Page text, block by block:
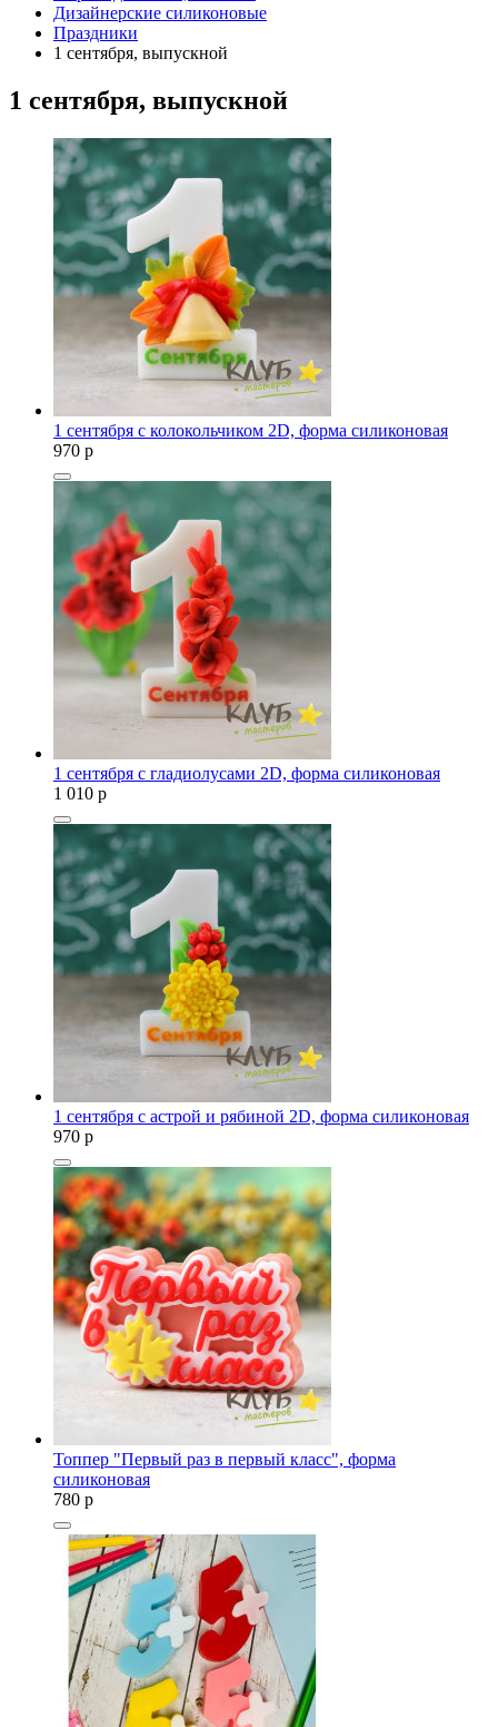
Дизайнерские силиконовые
Праздники
1 сентября, выпускной
1 сентября, выпускной
1 сентября с колокольчиком 2D, форма силиконовая
970 p
1 сентября с гладиолусами 2D, форма силиконовая
1 010 p
1 сентября с астрой и рябиной 2D, форма силиконовая
970 p
Топпер "Первый раз в первый класс", форма
силиконовая
780 p